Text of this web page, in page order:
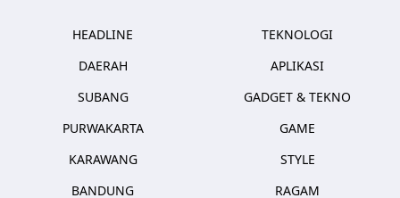
HEADLINE
DAERAH
SUBANG
PURWAKARTA
KARAWANG
BANDUNG
TEKNOLOGI
APLIKASI
GADGET & TEKNO
GAME
STYLE
RAGAM